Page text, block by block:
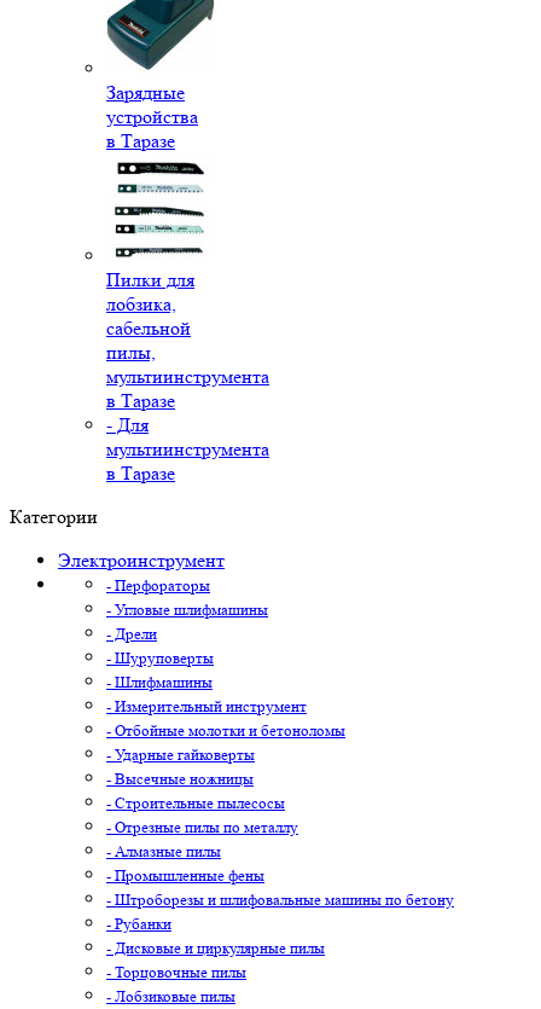
Зарядные
устройства
в Таразе
Пилки для
лобзика,
сабельной
пилы,
мультиинструмента
в Таразе
- Для
мультиинструмента
в Таразе
Категории
Электроинструмент
- Перфораторы
- Угловые шлифмашины
- Дрели
- Шуруповерты
- Шлифмашины
- Измерительный инструмент
- Отбойные молотки и бетоноломы
- Ударные гайковерты
- Высечные ножницы
- Строительные пылесосы
- Отрезные пилы по металлу
- Алмазные пилы
- Промышленные фены
- Штроборезы и шлифовальные машины по бетону
- Рубанки
- Дисковые и циркулярные пилы
- Торцовочные пилы
- Лобзиковые пилы